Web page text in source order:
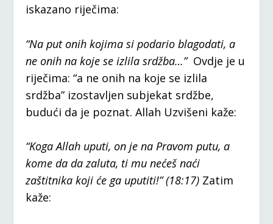
iskazano riječima:
“Na put onih kojima si podario blagodati, a
ne onih na koje se izlila srdžba…”Ovdje je u
riječima: “a ne onih na koje se izlila
srdžba” izostavljen subjekat srdžbe,
budući da je poznat. Allah Uzvišeni kaže:
“Koga Allah uputi, on je na Pravom putu, a
kome da da zaluta, ti mu nećeš naći
zaštitnika koji će ga uputiti!” (18:17) Zatim
kaže: